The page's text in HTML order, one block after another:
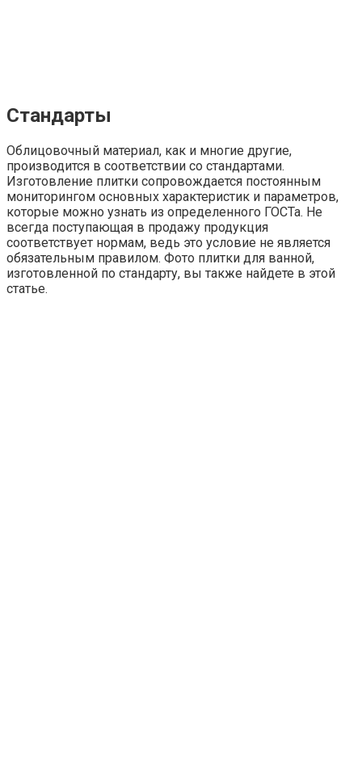
Стандарты
Облицовочный материал, как и многие другие,
производится в соответствии со стандартами.
Изготовление плитки сопровождается постоянным
мониторингом основных характеристик и параметров,
которые можно узнать из определенного ГОСТа. Не
всегда поступающая в продажу продукция
соответствует нормам, ведь это условие не является
обязательным правилом. Фото плитки для ванной,
изготовленной по стандарту, вы также найдете в этой
статье.